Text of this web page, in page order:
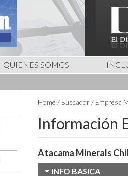
QUIENES SOMOS
Home / Buscador / Empresa
Información
Atacama Minerals
INFO BASICA